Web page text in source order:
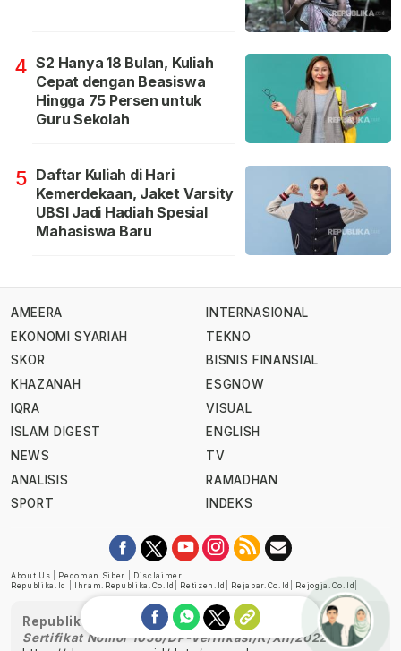
4 S2 Hanya 18 Bulan, Kuliah
Cepat dengan Beasiswa
Hingga 75 Persen untuk
Guru Sekolah
5 Daftar Kuliah di Hari
Kemerdekaan, Jaket Varsity
UBSI Jadi Hadiah Spesial
Mahasiswa Baru
AMEERA
EKONOMI SYARIAH
SKOR
KHAZANAH
IQRA
ISLAM DIGEST
NEWS
ANALISIS
SPORT
INTERNASIONAL
TEKNO
BISNIS FINANSIAL
ESGNOW
VISUAL
ENGLISH
TV
RAMADHAN
INDEKS
About Us Pedoman Siber
Disclaimer
Republika.id
Ihram.republika.co.id Retizen.id Rejabar.co.id Rejogja.co.id
Republika telah diverifikasi oleh Dewan Pers
Sertifikat Nomor 1058/DP-Verifikasi/K/XII/2022